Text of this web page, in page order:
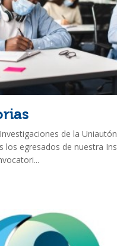
de la
los egresados de nuestra